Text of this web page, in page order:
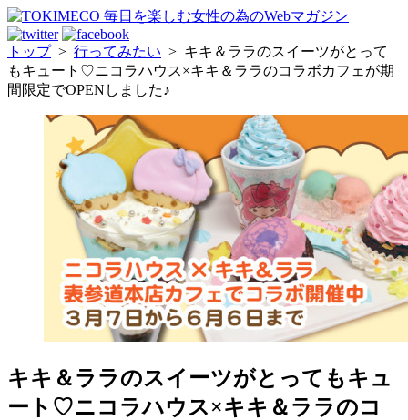
トップ> 行ってみたい > キキ＆ララのスイーツがとって
もキュート♡ニコラハウス×キキ＆ララのコラボカフェが期
間限定でOPENしました♪
キキ＆ララのスイーツがとってもキュ
ート♡ニコラハウス×キキ＆ララのコ